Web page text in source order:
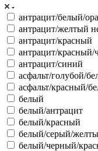
антрацит/белый/
антрацит/желтый
антрацит/красный
антрацит/красный/
антрацит/синий
асфальт/голубой/
асфальт/красный/
белый
белый/антрацит
белый/красный
белый/серый/
белый/черный/